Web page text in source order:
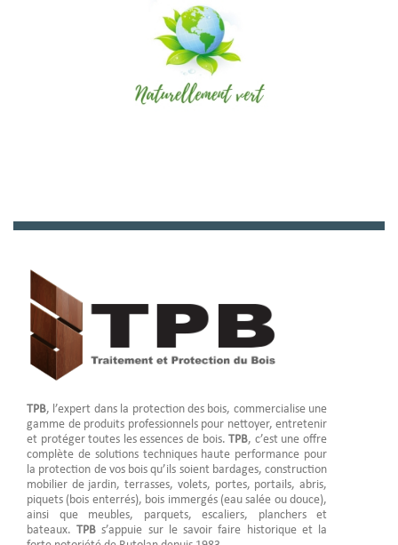
TPB, l’expert dans la protection des bois, commercialise une
gamme de produits professionnels pour nettoyer, entretenir
et protéger toutes les essences de bois.TPB, c’est une offre
complète de solutions techniques haute performance pour
la protection de vos bois qu’ils soient bardages, construction
mobilier de jardin, terrasses, volets, portes, portails, abris,
piquets (bois enterrés), bois immergés (eau salée ou douce),
ainsi que meubles, parquets, escaliers, planchers et
bateaux.TPB s’appuie sur le savoir faire historique et la